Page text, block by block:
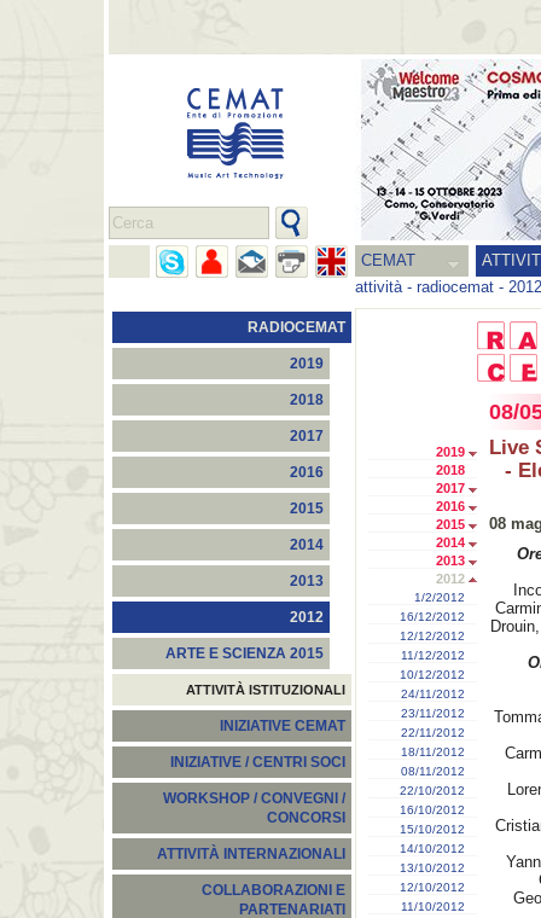
CEMAT
attività- radiocemat - 2012
RADIOCEMAT
2019
2018
2017
2016
2015
2014
2013
2012
ARTE E SCIENZA 2015
ATTIVITÀ ISTITUZIONALI
INIZIATIVE CEMAT
INIZIATIVE / CENTRI SOCI
WORKSHOP / CONVEGNI /
CONCORSI
ATTIVITÀ INTERNAZIONALI
COLLABORAZIONI E
PARTENARIATI
2019
2018
2017
2016
2015
2014
2013
2012
1/2/2012
16/12/2012
12/12/2012
11/12/2012
10/12/2012
24/11/2012
23/11/2012
22/11/2012
18/11/2012
08/11/2012
22/10/2012
16/10/2012
15/10/2012
14/10/2012
13/10/2012
12/10/2012
11/10/2012
08/
Live
-
08